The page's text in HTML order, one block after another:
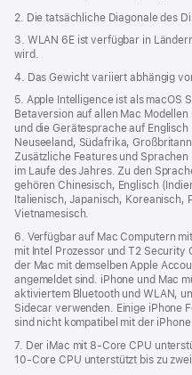
2. Die tatsächliche Diagonale des
3. WLAN 6E ist verfügbar in
wird.
4. Das Gewicht variiert abhängig
5. Apple Intelligence ist als macOS
Betaversion auf allen Mac
und die Gerätesprache auf
Neuseeland, Südafrika,
Zusätzliche Features und
im Laufe des Jahres. Zu den
gehören Chinesisch, Englisch
Italienisch, Japanisch, Koreanisch,
Vietnamesisch.
6. Verfügbar auf Mac Computern
mit Intel Prozessor und T2 Security
der Mac mit demselben Apple
angemeldet sind. iPhone und Mac
aktiviertem Bluetooth und WLAN,
Sidecar verwenden. Einige iPhone
sind nicht kompatibel mit der
7. Der iMac mit 8‑Core CPU
10‑Core CPU unterstützt bis zu